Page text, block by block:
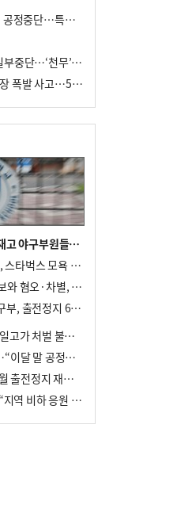
한화에어로스페이스, 4·5일 공정중단…특별 안전점검
한화에어로 대전공장 생산 일부중단…‘천무’ 수출 비상
한화에어로스페이스 대전공장 폭발 사고…5명 사망·2명 부상(종합)
"스타벅스 가야지" 응원 배재고 야구부원들, 학교서 징계 처분
‘탱크데이’ 다시 불지핀 경찰, 스타벅스 모욕 혐의 압수수색
차정인 국교위원장 “허위정보와 혐오·차별, 학교 교실까지 유입"
‘5·18 폄훼 응원’ 배재고 야구부, 출전정지 6개월→1개월 감경
배재고 야구부 불송치 “광주일고가 처벌 불원 의사 표해”
배재고 야구부 징계 풀리나…“이달 말 공정위서 재심의”
‘스벅 구호 파문’ 배재고 6개월 출전정지 재심 신청키로
광주 찾아 고개 숙인 배재고 “지역 비하 응원 잘못”(종합)